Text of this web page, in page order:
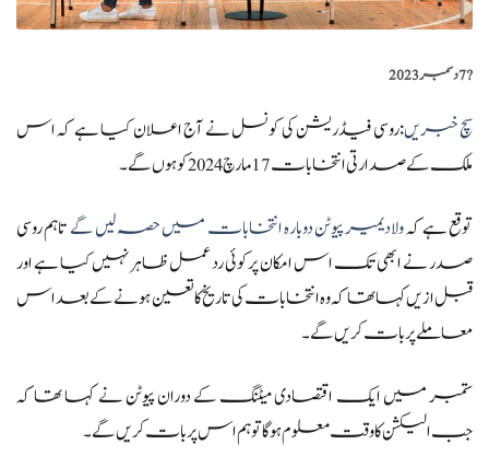
?️7 دسمبر 2023
سچ خبریں:روسی فیڈریشن کی کونسل نے آج اعلان کیا ہے کہ اس
ملک کے صدارتی انتخابات 17 مارچ 2024 کو ہوں گے۔
توقع ہے کہولادیمیر پیوٹن دوبارہ انتخابات میں حصہ لیں گےتاہم روسی
صدر نے ابھی تک اس امکان پر کوئی رد عمل ظاہر نہیں کیا ہے اور
قبل ازیں کہا تھا کہ وہ انتخابات کی تاریخ کا تعین ہونے کے بعد اس
معاملے پر بات کریں گے۔
ستمبر میں ایک اقتصادی میٹنگ کے دوران پیوٹن نے کہا تھا کہ
جب الیکشن کا وقت معلوم ہو گا تو ہم اس پر بات کریں گے۔